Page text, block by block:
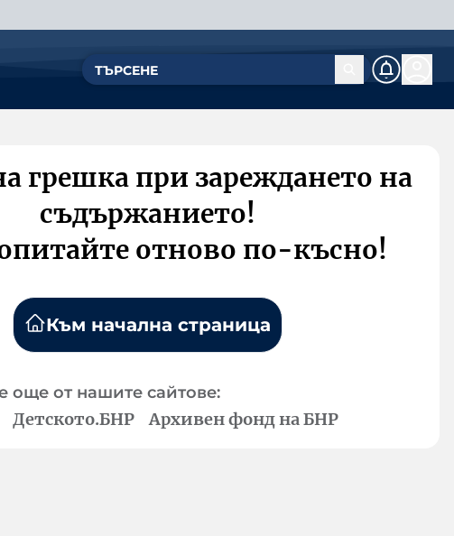
грешка при зареждането на
съдържанието!
отново по-късно!
Към начална страница
още от нашите сайтове:
Детското.БНР Архивен фонд на БНР